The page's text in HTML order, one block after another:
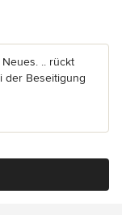
Neues. .. rückt
der Beseitigung